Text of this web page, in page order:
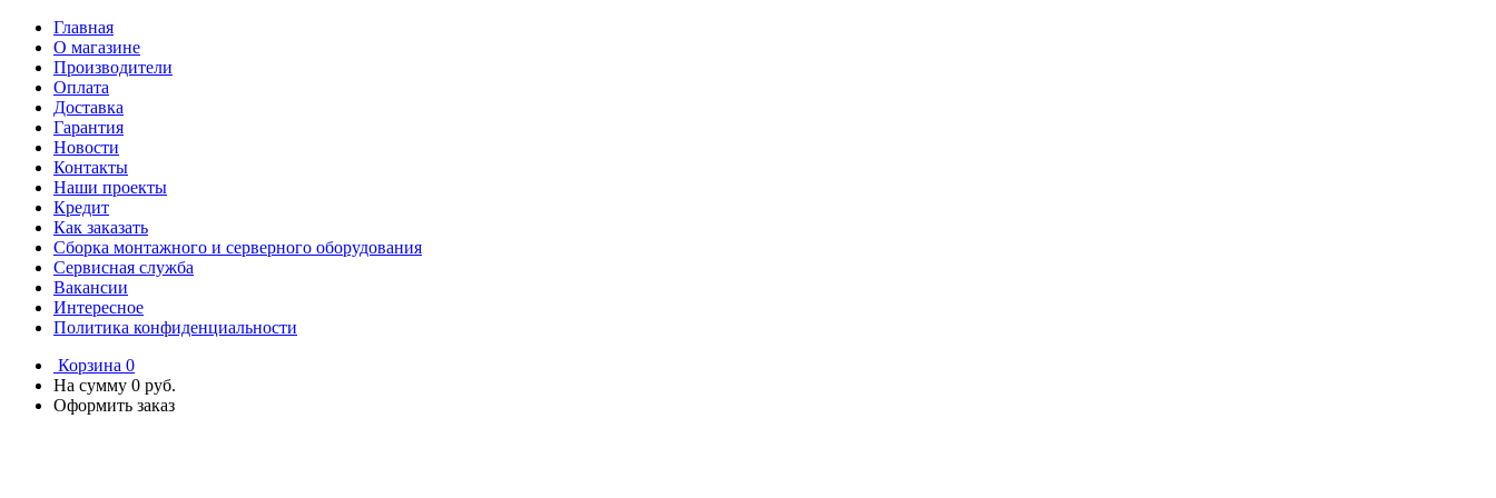
Главная
О магазине
Производители
Оплата
Доставка
Гарантия
Новости
Контакты
Наши проекты
Кредит
Как заказать
Сборка монтажного и серверного оборудования
Сервисная служба
Вакансии
Интересное
Политика конфиденциальности
Корзина 0
На сумму 0 руб.
Оформить заказ